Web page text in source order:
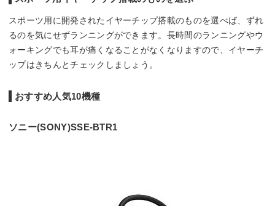
スポーツ用に開発されたイヤーチップ搭載のものを選べば、ずれ
るのを気にせずランニングができます。長時間のランニングやウ
ォーキングでも耳が痛くなることがなくなりますので、イヤーチ
ップはきちんとチェックしましょう。
おすすめ人気10機種
ソニー(SONY)SSE-BTR1